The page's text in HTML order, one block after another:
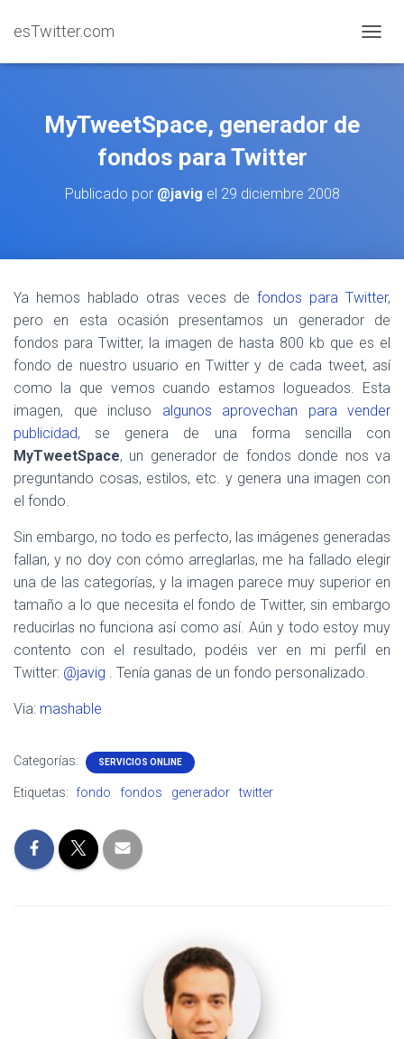
esTwitter.com
MyTweetSpace, generador de
fondos para Twitter
Publicado por @javig el 29 diciembre 2008
Ya hemos hablado otras veces de fondos para Twitter,
pero en esta ocasión presentamos un generador de
fondos para Twitter, la imagen de hasta 800 kb que es el
fondo de nuestro usuario en Twitter y de cada tweet, así
como la que vemos cuando estamos logueados. Esta
imagen, que incluso algunos aprovechan para vender
publicidad, se genera de una forma sencilla con
MyTweetSpace, un generador de fondos donde nos va
preguntando cosas, estilos, etc. y genera una imagen con
el fondo.
Sin embargo, no todo es perfecto, las imágenes generadas
fallan, y no doy con cómo arreglarlas, me ha fallado elegir
una de las categorías, y la imagen parece muy superior en
tamaño a lo que necesita el fondo de Twitter, sin embargo
reducirlas no funciona así como así. Aún y todo estoy muy
contento con el resultado, podéis ver en mi perfil en
Twitter: @javig . Tenía ganas de un fondo personalizado.
Via: mashable
Categorías: SERVICIOS ONLINE
Etiquetas: fondo fondos generador twitter